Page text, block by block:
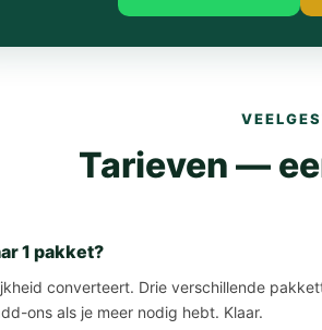
Tarieven —
1 pakket?
converteert. Drie verschillende
ons als je meer nodig hebt. Klaar.